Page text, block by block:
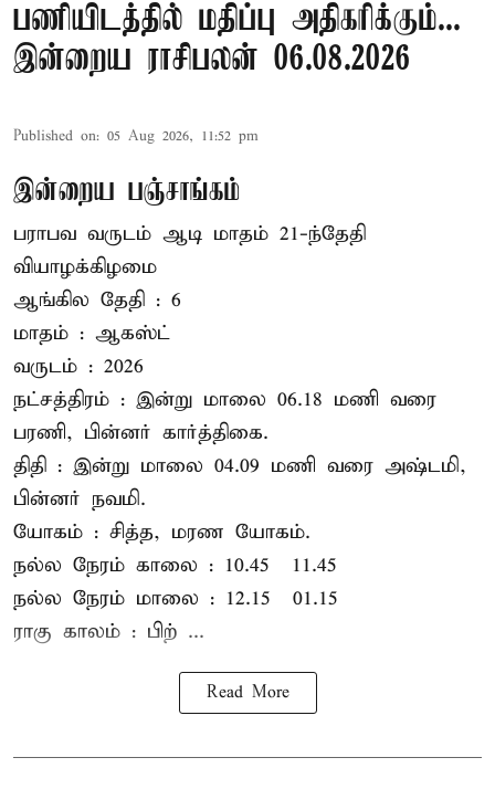
பணியிடத்தில் மதிப்பு அதிகரிக்கும்...
இன்றைய ராசிபலன் 06.08.2026
Published on: 05 Aug 2026, 11:52 pm
இன்றைய பஞ்சாங்கம்
பராபவ வருடம் ஆடி மாதம் 21-ந்தேதி
வியாழக்கிழமை
ஆங்கில தேதி : 6
மாதம் : ஆகஸ்ட்
வருடம் : 2026
நட்சத்திரம் : இன்று மாலை 06.18 மணி வரை
பரணி, பின்னர் கார்த்திகை.
திதி : இன்று மாலை 04.09 மணி வரை அஷ்டமி,
பின்னர் நவமி.
யோகம் : சித்த, மரண யோகம்.
நல்ல நேரம் காலை : 10.45 – 11.45
நல்ல நேரம் மாலை : 12.15 – 01.15
ராகு காலம் : பிற் ...
Read More